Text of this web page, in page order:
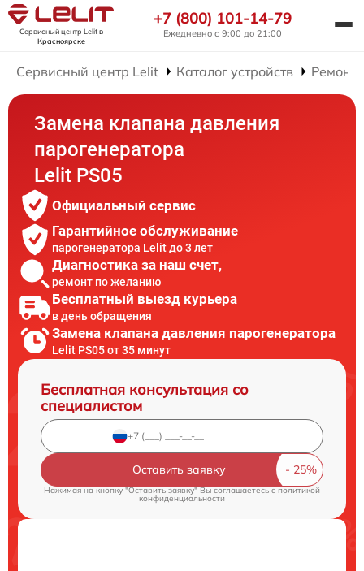
Сервисный центр Lelitв
Красноярске
+7 (800) 101-14-79
Ежедневно с 9:00 до 21:00
Сервисный центр Lelit Каталог устройств Ремонт
Замена клапана давления
парогенератора
Lelit PS05
Официальный сервис
Гарантийное обслуживание
парогенератора Lelit до 3 лет
Диагностика за наш счет,
ремонт по желанию
Бесплатный выезд курьера
в день обращения
Замена клапана давления парогенератора
Lelit PS05 от 35 минут
Бесплатная консультация со
специалистом
Оставить заявку
Нажимая на кнопку "Оставить заявку" Вы соглашаетесь cполитикой
конфиденциальности